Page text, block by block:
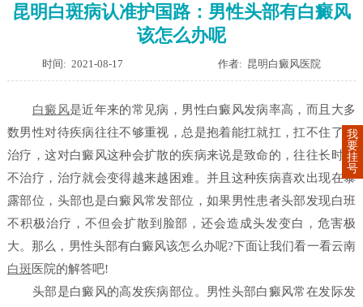
昆明白斑病认准护国路：男性头部有白癜风
该怎么办呢
时间: 2021-08-17 作者: 昆明白癜风医院
白癜风是近年来的常见病，男性白癜风发病率高，而且大多
数男性对待疾病往往不够重视，总是抱着能扛就扛，扛不住了在
治疗，这对白癜风这种会扩散的疾病来说是致命的，往往长时间
不治疗，治疗就会变得越来越困难。并且这种疾病喜欢出现在暴
露部位，头部也是白癜风常发部位，如果男性患者头部发现白班
不积极治疗，不但会扩散到脸部，还会造成头发变白，危害极
大。那么，男性头部有白癜风该怎么办呢?下面让我们看一看云南
白斑 医院的解答吧!
头部是白癜风的高发疾病部位。男性头部白癜风常在发际发
我
要
挂
号